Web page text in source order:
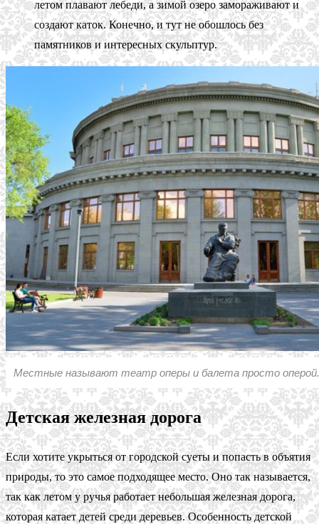
летом плавают лебеди, а зимой озеро замораживают и
создают каток. Конечно, и тут не обошлось без
памятников и интересных скульптур.
Местные называют театр оперы и балета просто оперой.
Детская железная дорога
Если хотите укрыться от городской суеты и попасть в объятия
природы, то это самое подходящее место. Оно так называется,
так как летом у ручья работает небольшая железная дорога,
которая катает детей среди деревьев. Особенность детской